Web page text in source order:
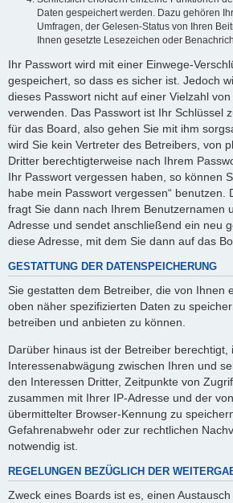
Daten gespeichert werden. Dazu gehören
Umfragen, der Gelesen-Status von Ihren
Ihnen gesetzte Lesezeichen oder
Ihr Passwort wird mit einer Einwege-
gespeichert, so dass es sicher ist. Jedoch
dieses Passwort nicht auf einer Vielzahl
verwenden. Das Passwort ist Ihr Schlüssel
für das Board, also gehen Sie mit ihm
wird Sie kein Vertreter des Betreibers, von
Dritter berechtigterweise nach Ihrem
Ihr Passwort vergessen haben, so können
habe mein Passwort vergessen“ benutzen.
fragt Sie dann nach Ihrem Benutzernamen
Adresse und sendet anschließend ein neu
diese Adresse, mit dem Sie dann auf das
GESTATTUNG DER DATENSPEICHERUNG
Sie gestatten dem Betreiber, die von Ihnen
oben näher spezifizierten Daten zu
betreiben und anbieten zu können.
Darüber hinaus ist der Betreiber berechtigt,
Interessenabwägung zwischen Ihren und
den Interessen Dritter, Zeitpunkte von
zusammen mit Ihrer IP-Adresse und der
übermittelter Browser-Kennung zu
Gefahrenabwehr oder zur rechtlichen
notwendig ist.
REGELUNGEN BEZÜGLICH DER
Zweck eines Boards ist es, einen